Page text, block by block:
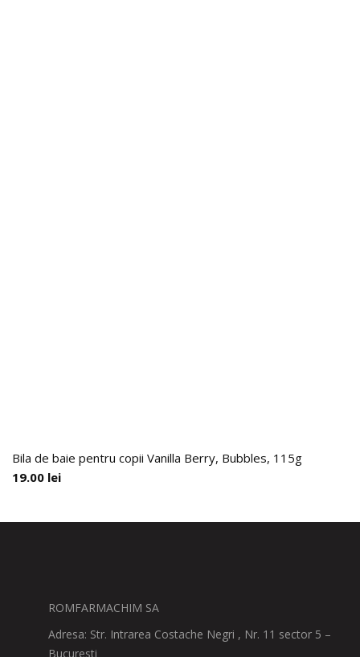
Bila de baie pentru copii Vanilla Berry, Bubbles, 115g
19.00 lei
ROMFARMACHIM SA
Adresa: Str. Intrarea Costache Negri , Nr. 11 sector 5 –
Bucuresti